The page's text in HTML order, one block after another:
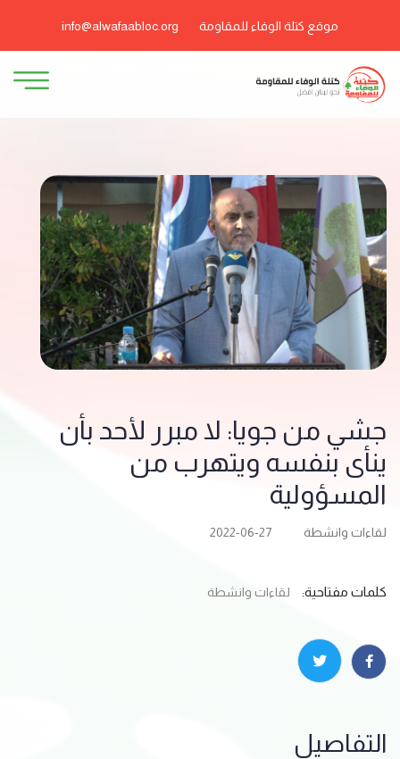
موقع كتلة الوفاء للمقاومة info@alwafaabloc.org
جشي من جويا: لا مبرر لأحد بأن
ينأى بنفسه ويتهرب من
المسؤولية
لقاءات وانشطة 2022-06-27
كلمات مفتاحية: لقاءات وانشطة
التفاصيل